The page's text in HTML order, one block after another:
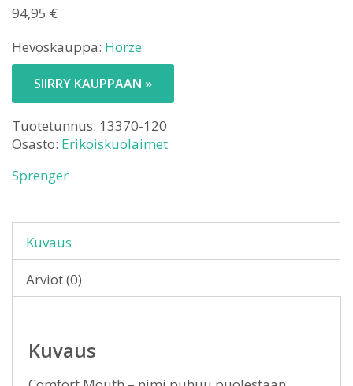
94,95 €
Hevoskauppa: Horze
SIIRRY KAUPPAAN »
Tuotetunnus: 13370-120
Osasto: Erikoiskuolaimet
Sprenger
Kuvaus
Arviot (0)
Kuvaus